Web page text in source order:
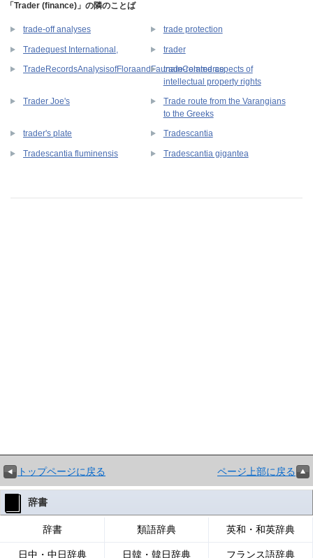
「Trader (finance)」の隣のことば
trade-off analyses trade protection
Tradequest International, trader
TradeRecordsAnalysisofFloraandFaunainCommerce
trade-related aspects of
intellectual property rights
Trader Joe's
Trade route from the Varangians
to the Greeks
trader's plate Tradescantia
Tradescantia fluminensis Tradescantia gigantea
トップページに戻る ページ上部に戻る
辞書
辞書 類語辞典 英和・和英辞典
日中・中日辞典 日韓・韓日辞典 フランス語辞典